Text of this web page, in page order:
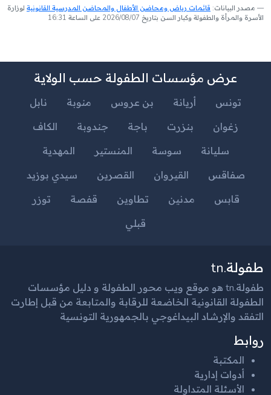
مصدر البيانات: قائمات رياض ومحاضن الأطفال والمحاضن المدرسية القانونية لوزارة
الأسرة والمرأة والطفولة وكبار السن بتاريخ 2026/08/07 على الساعة 16:31
عرض مؤسسات الطفولة حسب الولاية
تونس أريانة بن عروس منوبة
نابل
زغوان
بنزرت باجة جندوبة
الكاف
سليانة
سوسة المنستير
المهدية
صفاقس
القيروان القصرين
سيدي بوزيد
قابس
مدنين تطاوين قفصة
توزر
قبلي
طفولة.tn
طفولة.tn هو موقع ويب محور الطفولة و دليل مؤسسات
الطفولة القانونية الخاضعة للرقابة والمتابعة من قبل إطارت
التفقد والإرشاد البيداغوجي بالجمهورية التونسية
روابط
المكتبة
أدوات إدارية
الأسئلة المتداولة